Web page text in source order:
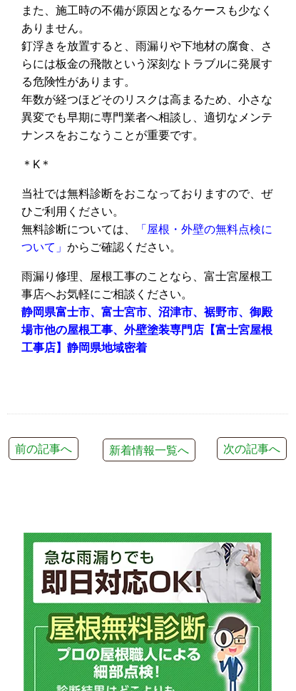
また、施工時の不備が原因となるケースも少なく
ありません。
釘浮きを放置すると、雨漏りや下地材の腐食、さ
らには板金の飛散という深刻なトラブルに発展す
る危険性があります。
年数が経つほどそのリスクは高まるため、小さな
異変でも早期に専門業者へ相談し、適切なメンテ
ナンスをおこなうことが重要です。
＊K＊
当社では無料診断をおこなっておりますので、ぜ
ひご利用ください。
無料診断については、
「屋根・外壁の無料点検に
ついて」 からご確認ください。
雨漏り修理、屋根工事のことなら、富士宮屋根工
事店へお気軽にご相談ください。
静岡県富士市、富士宮市、沼津市、裾野市、御殿
場市他の屋根工事、外壁塗装専門店【富士宮屋根
工事店】静岡県地域密着
前の記事へ 次の記事へ
新着情報一覧へ